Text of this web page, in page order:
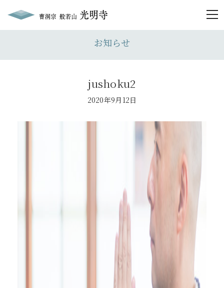
お知らせ
jushoku2
2020年9月12日